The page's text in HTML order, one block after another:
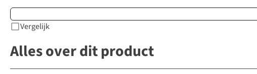
Vergelijk
Alles over dit product